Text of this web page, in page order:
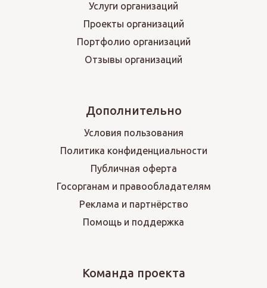
Услуги организаций
Проекты организаций
Портфолио организаций
Отзывы организаций
Дополнительно
Условия пользования
Политика конфиденциальности
Публичная оферта
Госорганам и правообладателям
Реклама и партнёрство
Помощь и поддержка
Команда проекта